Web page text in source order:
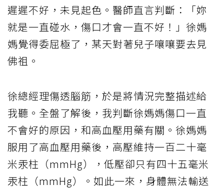
遲遲不好，未見起色。醫師直言判斷：「妳
就是一直碰水，傷口才會一直不好！」徐媽
媽覺得委屈極了，某天對著兒子嚷嚷要去見
佛祖。
徐總經理傷透腦筋，於是將情況完整描述給
我聽。全盤了解後，我判斷徐媽媽傷口一直
不會好的原因，和高血壓用藥有關。徐媽媽
服用了高血壓用藥後，高壓維持一百二十毫
米汞柱（mmHg），低壓卻只有四十五毫米
汞柱（mmHg）。如此一來，身體無法輸送